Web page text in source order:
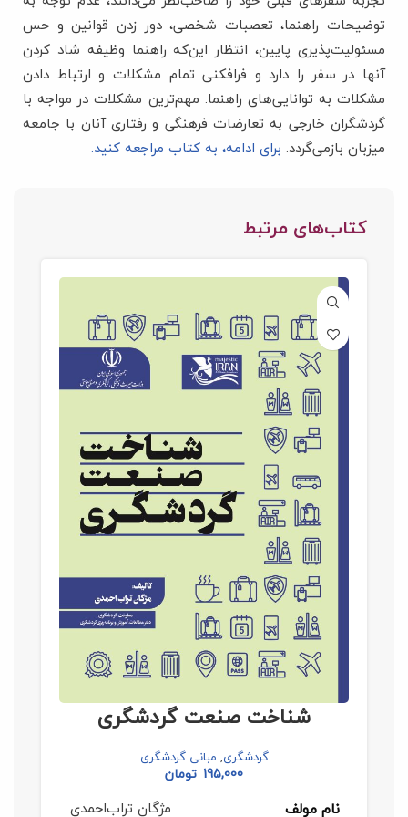
توضیحات راهنما، تعصبات شخصی، دور زدن قوانین و حس
مسئولیت‌پذیری پایین، انتظار این‌که راهنما وظیفه شاد کردن
آنها در سفر را دارد و فرافکنی تمام مشکلات و ارتباط دادن
مشکلات به توانایی‌های راهنما. مهم‌ترین مشکلات در مواجه با
گردشگران خارجی به تعارضات فرهنگی و رفتاری آنان با جامعه
میزبان بازمی‌گردد. برای ادامه، به کتاب مراجعه کنید.
کتاب‌های مرتبط
شناخت صنعت گردشگری
گردشگری, مبانی گردشگری
195,000 تومان
نام مولف مژگان تراب‌احمدی